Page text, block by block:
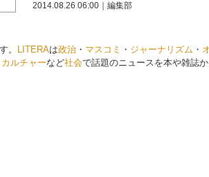
2014.08.26 06:00 編集部
。 LITERAは政治 ・ マスコミ ・ ジャーナリズム ・
カルチャーなど社会で話題のニュースを本や雑誌